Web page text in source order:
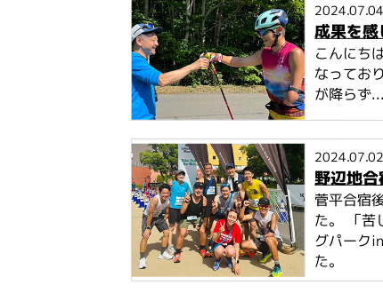
2024.07.04
成果を
こんにち
なってお
が降らず...
2024.07.02
野辺地
菅平合宿
た。 「苦
グパーク
た。